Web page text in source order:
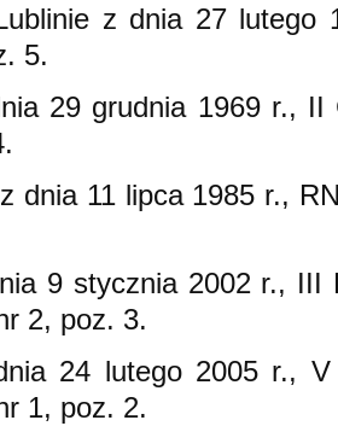
z dnia 27 lutego
5.
29 grudnia 1969 r., II
dnia 11 lipca 1985 r.,
9 stycznia 2002 r., III
2, poz. 3.
24 lutego 2005 r., V
1, poz. 2.